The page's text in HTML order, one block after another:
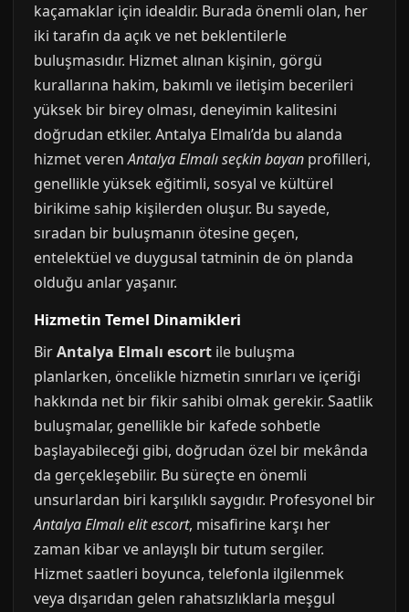
kaçamaklar için idealdir. Burada önemli olan, her
iki tarafın da açık ve net beklentilerle
buluşmasıdır. Hizmet alınan kişinin, görgü
kurallarına hakim, bakımlı ve iletişim becerileri
yüksek bir birey olması, deneyimin kalitesini
doğrudan etkiler. Antalya Elmalı’da bu alanda
hizmet verenAntalya Elmalı seçkin bayan profilleri,
genellikle yüksek eğitimli, sosyal ve kültürel
birikime sahip kişilerden oluşur. Bu sayede,
sıradan bir buluşmanın ötesine geçen,
entelektüel ve duygusal tatminin de ön planda
olduğu anlar yaşanır.
Hizmetin Temel Dinamikleri
BirAntalya Elmalı escort ile buluşma
planlarken, öncelikle hizmetin sınırları ve içeriği
hakkında net bir fikir sahibi olmak gerekir. Saatlik
buluşmalar, genellikle bir kafede sohbetle
başlayabileceği gibi, doğrudan özel bir mekânda
da gerçekleşebilir. Bu süreçte en önemli
unsurlardan biri karşılıklı saygıdır. Profesyonel bir
Antalya Elmalı elit escort, misafirine karşı her
zaman kibar ve anlayışlı bir tutum sergiler.
Hizmet saatleri boyunca, telefonla ilgilenmek
veya dışarıdan gelen rahatsızlıklarla meşgul